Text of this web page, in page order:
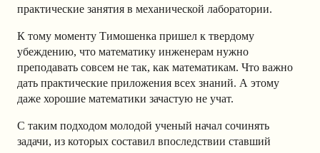
практические занятия в механической лаборатории.
К тому моменту Тимошенка пришел к твердому
убеждению, что математику инженерам нужно
преподавать совсем не так, как математикам. Что важно
дать практические приложения всех знаний. А этому
даже хорошие математики зачастую не учат.
С таким подходом молодой ученый начал сочинять
задачи, из которых составил впоследствии ставший